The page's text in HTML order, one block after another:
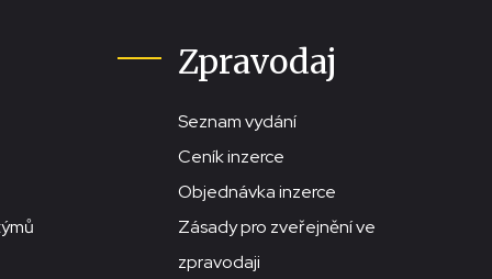
Zpravodaj
Seznam vydání
Ceník inzerce
Objednávka inzerce
Zásady pro zveřejnění ve
zpravodaji